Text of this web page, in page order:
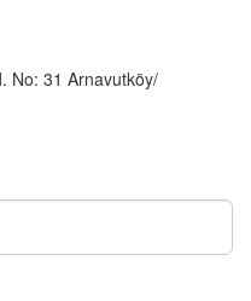
No: 31 Arnavutköy/